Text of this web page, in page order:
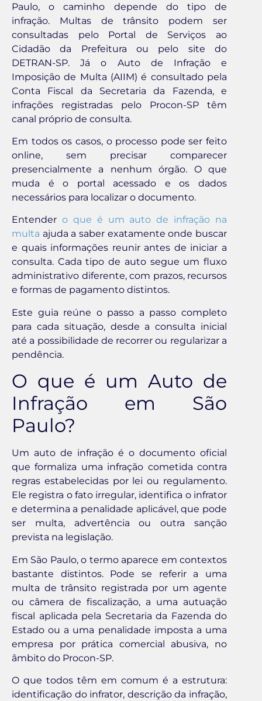
Paulo, o caminho depende do tipo de
infração. Multas de trânsito podem ser
consultadas pelo Portal de Serviços ao
Cidadão da Prefeitura ou pelo site do
DETRAN-SP. Já o Auto de Infração e
Imposição de Multa (AIIM) é consultado pela
Conta Fiscal da Secretaria da Fazenda, e
infrações registradas pelo Procon-SP têm
canal próprio de consulta.
Em todos os casos, o processo pode ser feito
online, sem precisar comparecer
presencialmente a nenhum órgão. O que
muda é o portal acessado e os dados
necessários para localizar o documento.
Entender o que é um auto de infração na
multa ajuda a saber exatamente onde buscar
e quais informações reunir antes de iniciar a
consulta. Cada tipo de auto segue um fluxo
administrativo diferente, com prazos, recursos
e formas de pagamento distintos.
Este guia reúne o passo a passo completo
para cada situação, desde a consulta inicial
até a possibilidade de recorrer ou regularizar a
pendência.
O que é um Auto de
Infração em São
Paulo?
Um auto de infração é o documento oficial
que formaliza uma infração cometida contra
regras estabelecidas por lei ou regulamento.
Ele registra o fato irregular, identifica o infrator
e determina a penalidade aplicável, que pode
ser multa, advertência ou outra sanção
prevista na legislação.
Em São Paulo, o termo aparece em contextos
bastante distintos. Pode se referir a uma
multa de trânsito registrada por um agente
ou câmera de fiscalização, a uma autuação
fiscal aplicada pela Secretaria da Fazenda do
Estado ou a uma penalidade imposta a uma
empresa por prática comercial abusiva, no
âmbito do Procon-SP.
O que todos têm em comum é a estrutura:
identificação do infrator, descrição da infração,